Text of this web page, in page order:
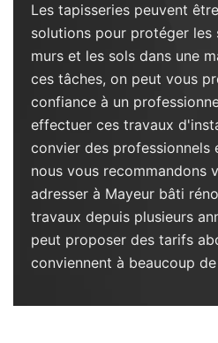
Les tapisseries peuvent
solutions pour protéger les
murs et les sols dans une
ces tâches, on peut vous
confiance à un
effectuer ces travaux
convier des professionnels
nous vous recommandons
adresser à Mayeur bâti
travaux depuis plusieurs
peut proposer des tarifs
conviennent à beaucoup